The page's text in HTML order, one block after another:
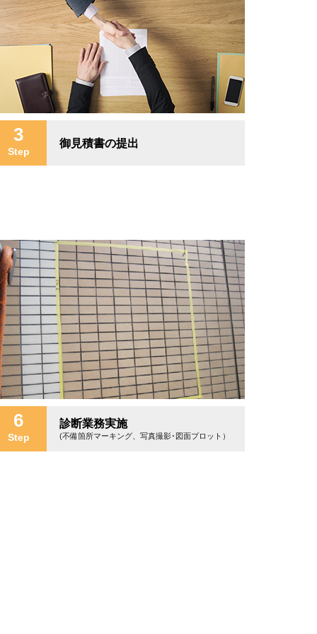
3
Step
御見積書の提出
6
Step
診断業務実施
(不備箇所マーキング、写真撮影･図面プロット）